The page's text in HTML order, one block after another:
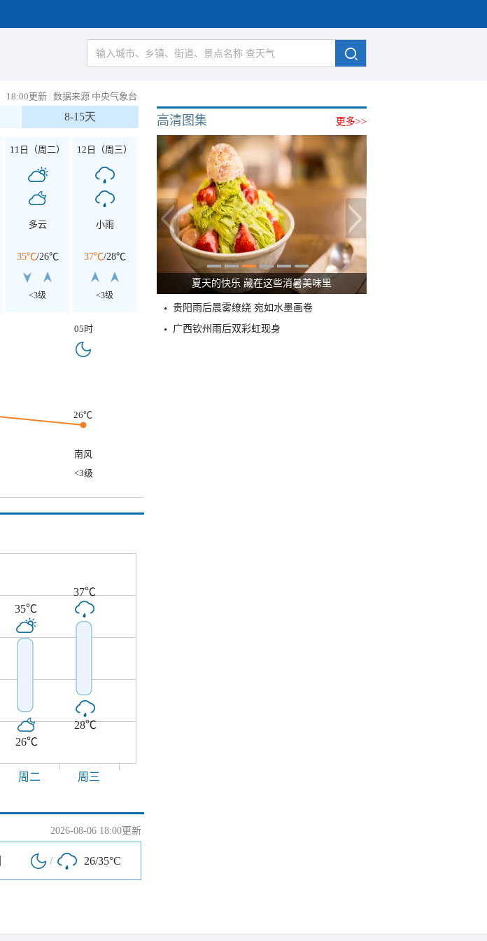
18:00更新 | 数据来源 中央气象台
8-15天
11日（周二）
多云
35℃/26℃
<3级
12日（周三）
小雨
37℃/28℃
<3级
05时
26℃
南风
<3级
35℃
26℃
37℃
28℃
周二 周三
2026-08-06 18:00更新
/ 26/35°C
更多>>
高清图集
夏天的快乐 藏在这些消暑美味里
贵阳雨后晨雾缭绕 宛如水墨画卷
广西钦州雨后双彩虹现身